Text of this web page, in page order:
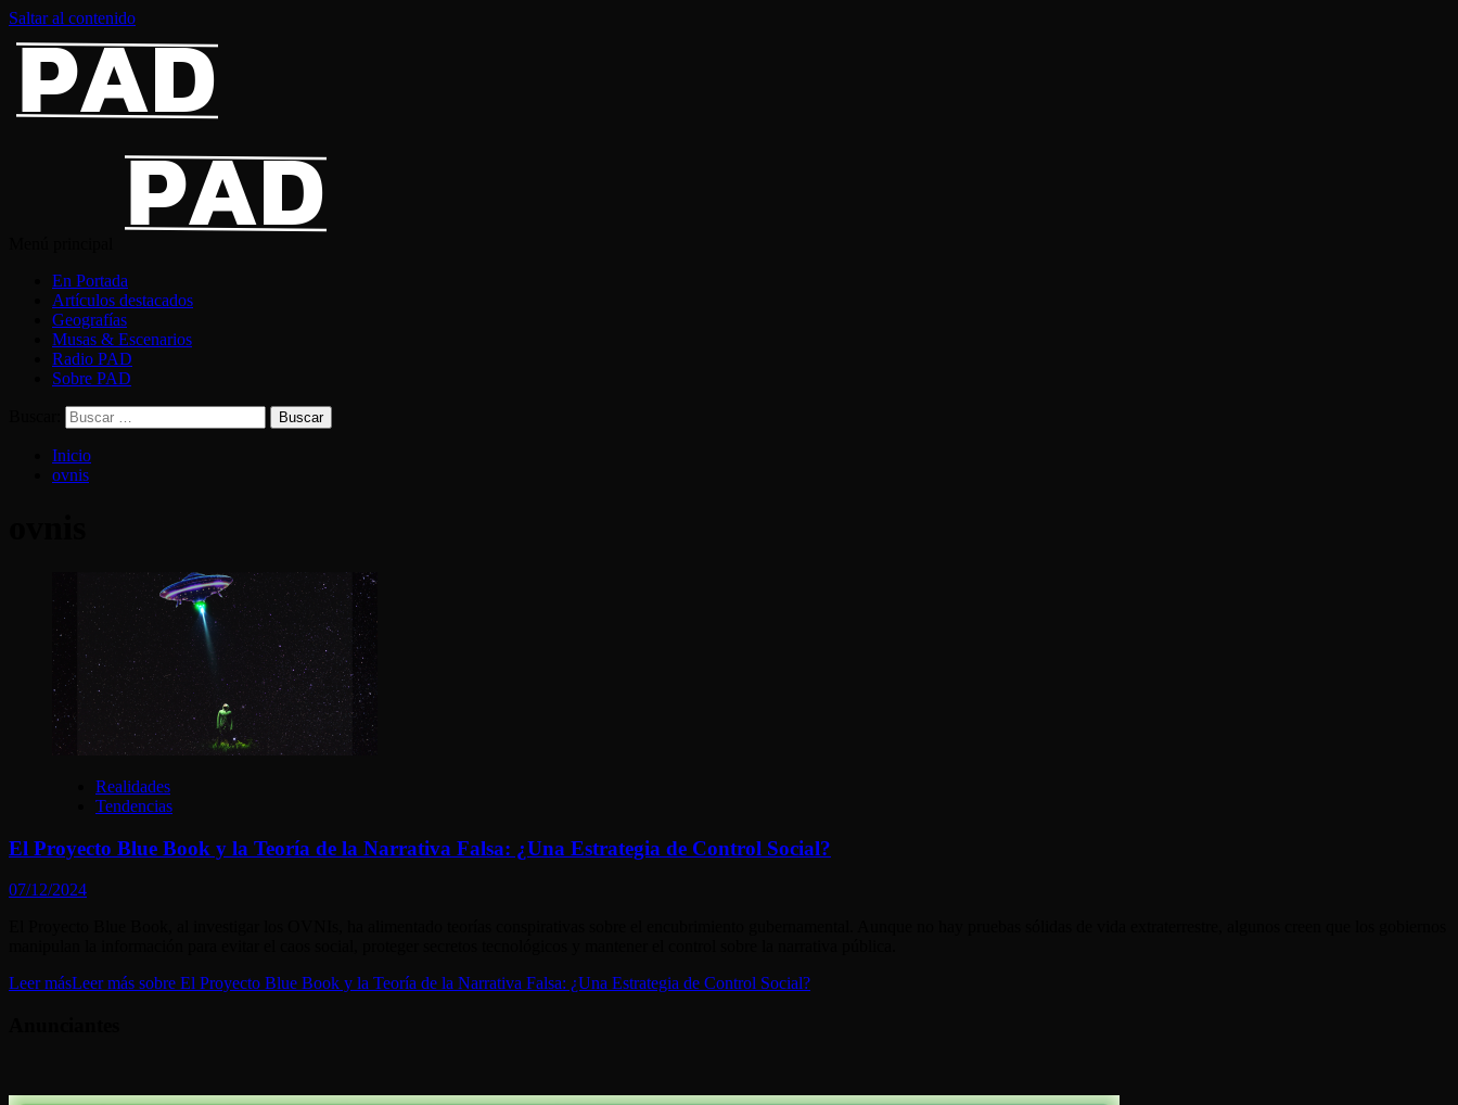
Saltar al contenido
En Portada
Artículos destacados
Geografías
Musas & Escenarios
Radio PAD
Sobre PAD
Inicio
ovnis
Realidades
Tendencias
El Proyecto Blue Book y la Teoría de la Narrativa Falsa: ¿Una Estrategia de Control Social?
07/12/2024
Leer másLeer más sobre El Proyecto Blue Book y la Teoría de la Narrativa Falsa: ¿Una Estrategia de Control Social?